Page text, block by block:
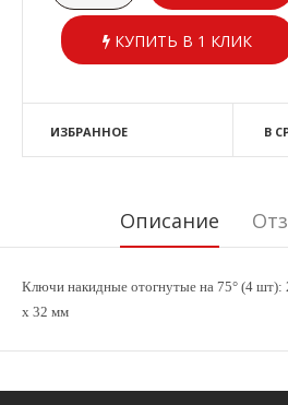
КУПИТЬ В 1 КЛИК
ИЗБРАННОЕ В
Описание
Ключи накидные отогнутые на 75° (4 шт):
х 32 мм